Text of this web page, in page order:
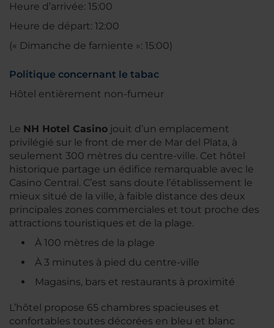
Heure d’arrivée: 15:00
Heure de départ: 12:00
(« Dimanche de farniente »: 15:00)
Politique concernant le tabac
Hôtel entièrement non-fumeur
Le NH Hotel Casino jouit d’un emplacement
privilégié sur le front de mer de Mar del Plata, à
seulement 300 mètres du centre-ville. Cet hôtel
historique partage un édifice remarquable avec le
Casino Central. C’est sans doute l’établissement le
mieux situé de la ville, à faible distance des deux
principales zones commerciales et tout proche des
attractions touristiques et de la plage.
À 100 mètres de la plage
À 3 minutes à pied du centre-ville
Magasins, bars et restaurants à proximité
L’hôtel propose 65 chambres spacieuses et
confortables toutes décorées en bleu et blanc